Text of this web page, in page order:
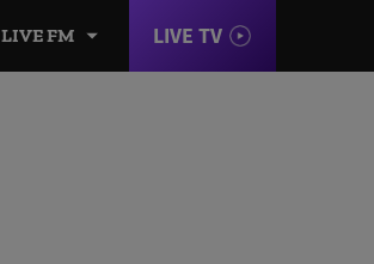
LIVE FM LIVE TV